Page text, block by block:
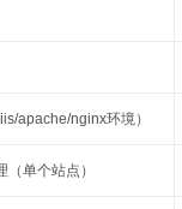
apache/nginx环境）
单个站点）